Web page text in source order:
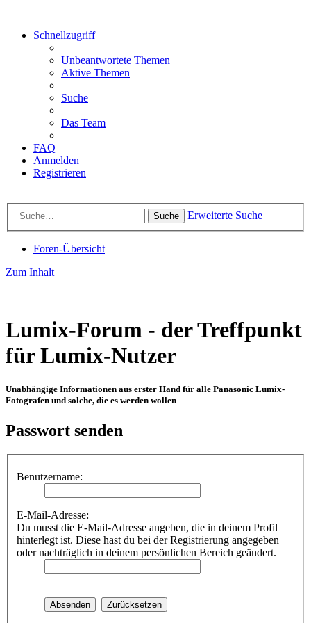
Schnellzugriff
Unbeantwortete Themen
Aktive Themen
Suche
Das Team
FAQ
Anmelden
Registrieren
Suche Erweiterte Suche
Foren-Übersicht
Zum Inhalt
Lumix-Forum - der Treffpunkt
für Lumix-Nutzer
Unabhängige Informationen aus erster Hand für alle Panasonic Lumix-
Fotografen und solche, die es werden wollen
Passwort senden
Benutzername:
E-Mail-Adresse:
Du musst die E-Mail-Adresse angeben, die in deinem Profil
hinterlegt ist. Diese hast du bei der Registrierung angegeben
oder nachträglich in deinem persönlichen Bereich geändert.